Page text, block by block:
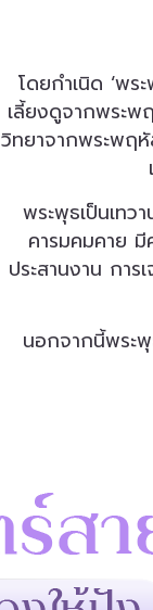
โดยกำเนิด ‘พร
เลี้ยงดูจากพระพ
วิทยาจากพระพฤ
พระพุธเป็นเทวา
คารมคมคาย มี
ประสานงาน การ
นอกจากนี้พระ